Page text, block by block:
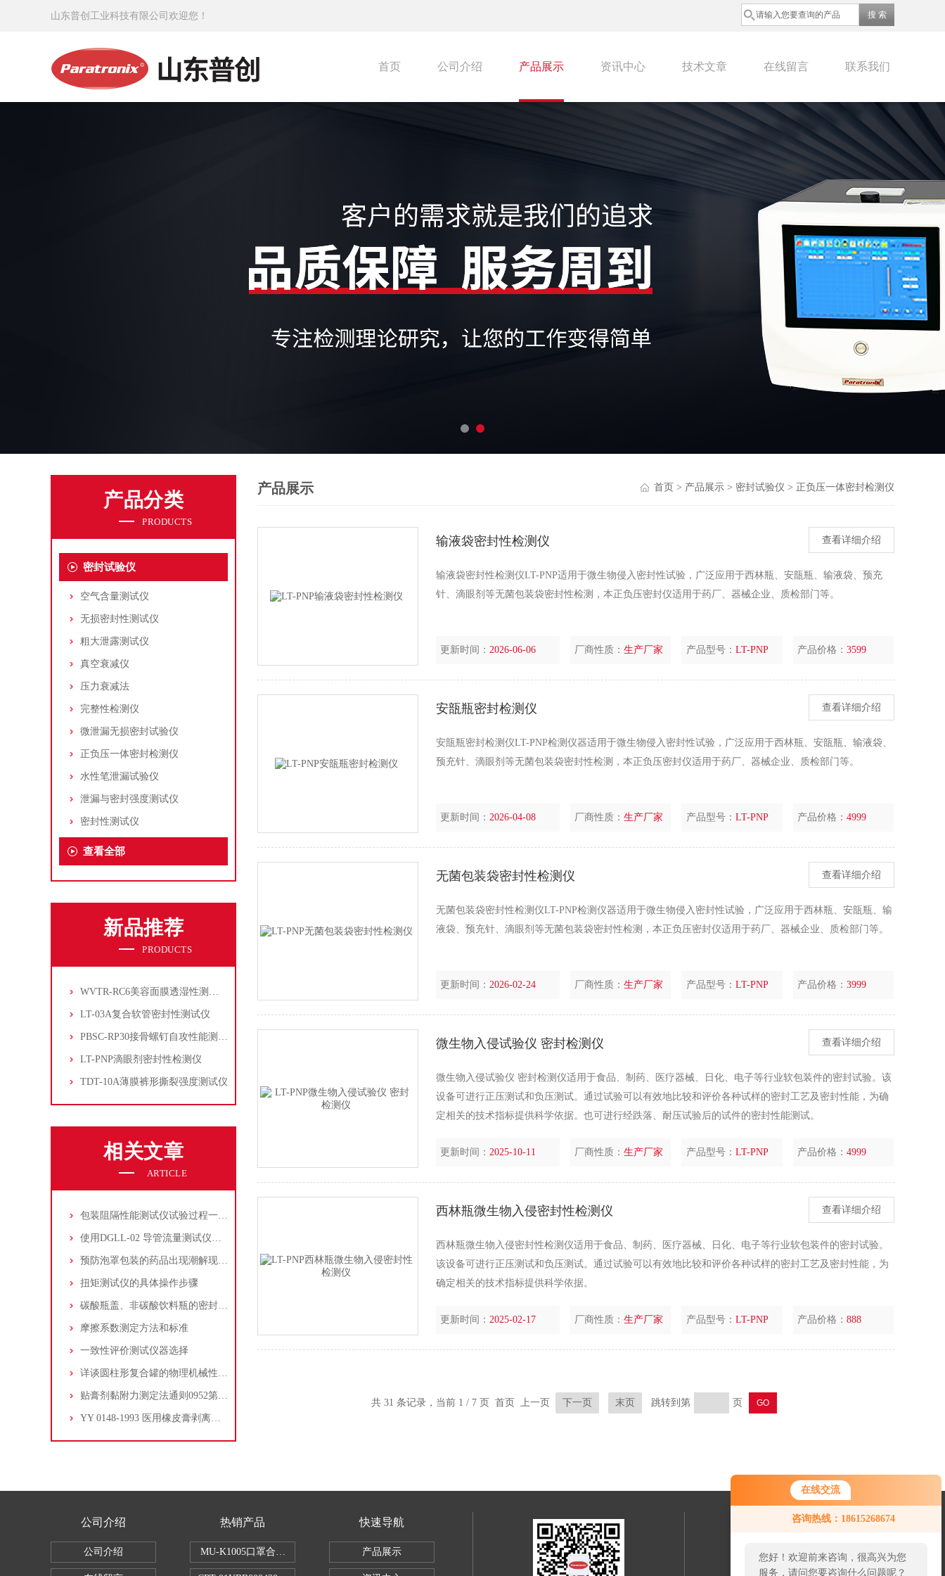
在线交流
咨询热线：18615268674
您好！欢迎前来咨询，很高兴为您
服务，请问您要咨询什么问题呢？
山东普创工业科技有限公司欢迎您！
首页 公司介绍 产品展示 资讯中心 技术文章 在线留言 联系我们
产品分类
PRODUCTS
密封试验仪
空气含量测试仪
无损密封性测试仪
粗大泄露测试仪
真空衰减仪
压力衰减法
完整性检测仪
微泄漏无损密封试验仪
正负压一体密封检测仪
水性笔泄漏试验仪
泄漏与密封强度测试仪
密封性测试仪
查看全部
新品推荐
PRODUCTS
WVTR-RC6美容面膜透湿性测试仪
LT-03A复合软管密封性测试仪
PBSC-RP30接骨螺钉自攻性能测试‌仪
LT-PNP滴眼剂密封性检测仪
TDT-10A薄膜裤形撕裂强度测试仪
相关文章
ARTICLE
包装阻隔性能测试仪试验过程一键化操作
使用DGLL-02 导管流量测试仪测试一次性使用引流导管的流量
预防泡罩包装的药品出现潮解现象需要做哪些检测？
扭矩测试仪的具体操作步骤
碳酸瓶盖、非碳酸饮料瓶的密封性能测试
摩擦系数测定方法和标准
一致性评价测试仪器选择
详谈圆柱形复合罐的物理机械性能要求及检测设备
贴膏剂黏附力测定法通则0952第二法
YY 0148-1993 医用橡皮膏剥离强度试验
产品展示 首页 > 产品展示 > 密封试验仪 > 正负压一体密封检测仪
输液袋密封性检测仪 查看详细介绍
输液袋密封性检测仪LT-PNP适用于微生物侵入密封性试验，广泛应用于西林瓶、安瓿瓶、输液袋、预充
针、滴眼剂等无菌包装袋密封性检测，本正负压密封仪适用于药厂、器械企业、质检部门等。
更新时间：2026-06-06 厂商性质：生产厂家 产品型号： LT-PNP 产品价格：3599
安瓿瓶密封检测仪 查看详细介绍
安瓿瓶密封检测仪LT-PNP检测仪器适用于微生物侵入密封性试验，广泛应用于西林瓶、安瓿瓶、输液袋、
预充针、滴眼剂等无菌包装袋密封性检测，本正负压密封仪适用于药厂、器械企业、质检部门等。
更新时间：2026-04-08 厂商性质：生产厂家 产品型号： LT-PNP 产品价格：4999
无菌包装袋密封性检测仪 查看详细介绍
无菌包装袋密封性检测仪LT-PNP检测仪器适用于微生物侵入密封性试验，广泛应用于西林瓶、安瓿瓶、输
液袋、预充针、滴眼剂等无菌包装袋密封性检测，本正负压密封仪适用于药厂、器械企业、质检部门等。
更新时间：2026-02-24 厂商性质：生产厂家 产品型号： LT-PNP 产品价格：3999
微生物入侵试验仪 密封检测仪 查看详细介绍
微生物入侵试验仪 密封检测仪适用于食品、制药、医疗器械、日化、电子等行业软包装件的密封试验。该
设备可进行正压测试和负压测试。通过试验可以有效地比较和评价各种试样的密封工艺及密封性能，为确
定相关的技术指标提供科学依据。也可进行经跌落、耐压试验后的试件的密封性能测试。
更新时间：2025-10-11 厂商性质：生产厂家 产品型号： LT-PNP 产品价格：4999
西林瓶微生物入侵密封性检测仪 查看详细介绍
西林瓶微生物入侵密封性检测仪适用于食品、制药、医疗器械、日化、电子等行业软包装件的密封试验。
该设备可进行正压测试和负压测试。通过试验可以有效地比较和评价各种试样的密封工艺及密封性能，为
确定相关的技术指标提供科学依据。
更新时间：2025-02-17 厂商性质：生产厂家 产品型号： LT-PNP 产品价格：888
共 31 条记录，当前 1 / 7 页 首页 上一页 下一页 末页 跳转到第 页
公司介绍
公司介绍
热销产品
MU-K1005口罩合成血液穿透试验仪
快速导航
产品展示
24小时热线：